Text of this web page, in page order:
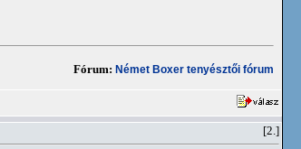
Fórum: Német Boxer tenyésztői fórum
[2.]